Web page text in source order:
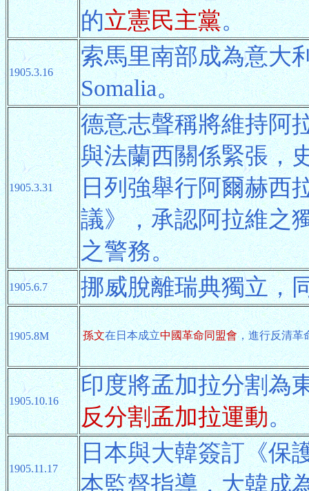
的立憲民主黨。
1905.3.16
索馬里南部成為意大
Somalia。
1905.3.31
德意志聲稱將維持阿
與法蘭西關係緊張，
日列強舉行阿爾赫西
議》，承認阿拉維之
之警務。
1905.6.7 挪威脫離瑞典獨立，
1905.8M 孫文在日本成立中國革命同盟會，進行反清革
1905.10.16
印度將孟加拉分割為
反分割孟加拉運動。
1905.11.17
日本與大韓簽訂《保
本監督指導，大韓成